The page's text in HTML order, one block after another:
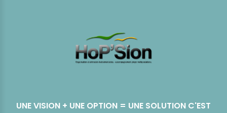
UNE VISION + UNE OPTION = UNE SOLUTION C'EST